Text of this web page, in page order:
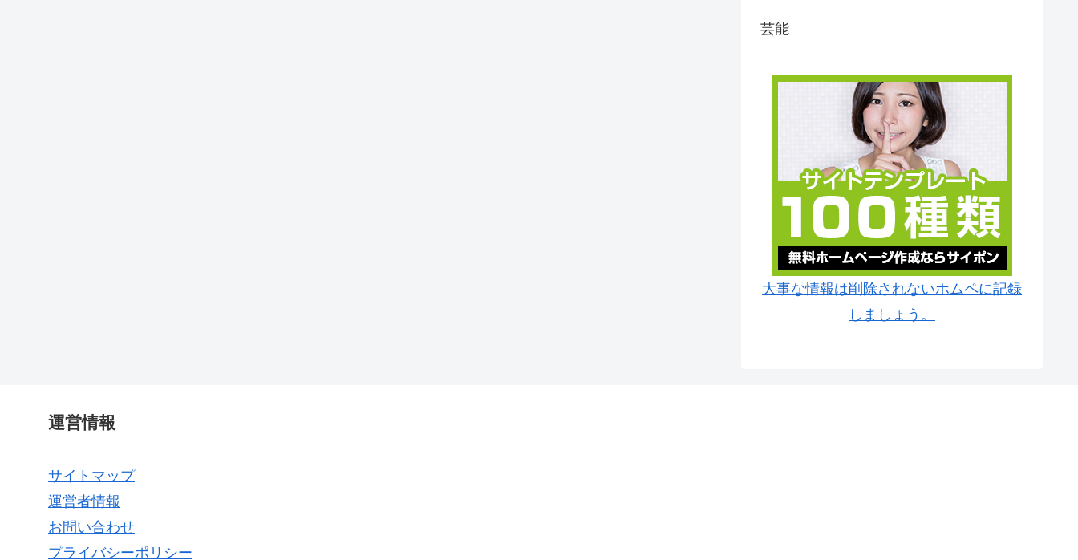
芸能
大事な情報は削除されないホムペに記録
しましょう。
運営情報
サイトマップ
運営者情報
お問い合わせ
プライバシーポリシー